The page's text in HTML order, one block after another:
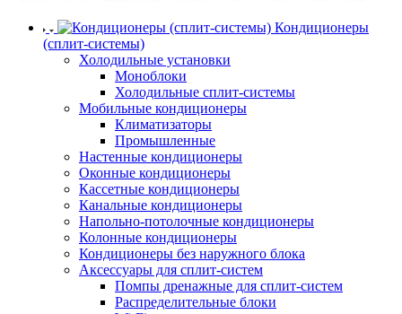
Кондиционеры
(сплит-системы)
Холодильные установки
Моноблоки
Холодильные сплит-системы
Мобильные кондиционеры
Климатизаторы
Промышленные
Настенные кондиционеры
Оконные кондиционеры
Кассетные кондиционеры
Канальные кондиционеры
Напольно-потолочные кондиционеры
Колонные кондиционеры
Кондиционеры без наружного блока
Аксессуары для сплит-систем
Помпы дренажные для сплит-систем
Распределительные блоки